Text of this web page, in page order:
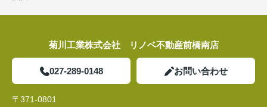
菊川工業株式会社 リノベ不動産前橋南店
027-289-0148 お問い合わせ
〒371-0801